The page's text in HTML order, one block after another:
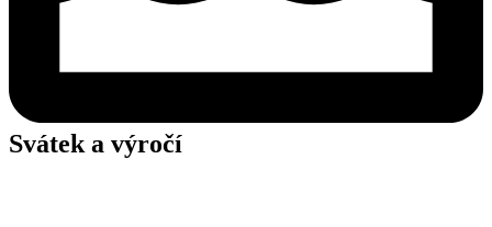
Svátek a výročí